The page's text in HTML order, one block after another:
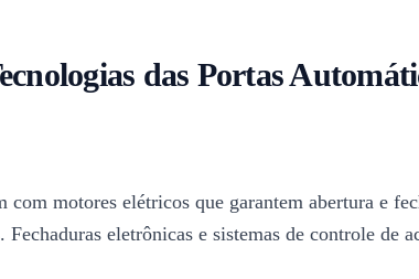
das Portas
com motores elétricos que garantem abertura e
Fechaduras eletrônicas e sistemas de controle de